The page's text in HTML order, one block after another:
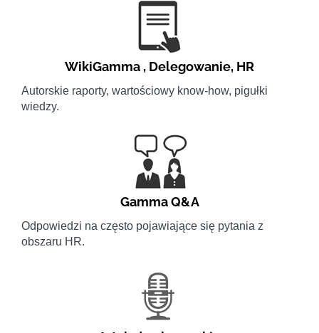
WikiGamma , Delegowanie, HR
Autorskie raporty, wartościowy know-how, pigułki
wiedzy.
Gamma Q&A
Odpowiedzi na często pojawiające się pytania z
obszaru HR.